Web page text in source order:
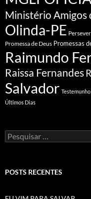
Ministério Amigos
Olinda-PE
Promessa de Deus Promessas
Raimundo
Raissa Fernandes
Salvador Testemunho
Últimos Dias
Pesquisar
por:
POSTS RECENTES